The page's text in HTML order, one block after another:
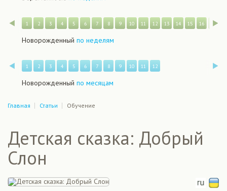
Назад
1 2 3 4 5 6 7 8 9 10 11 12 13 14 15 16 17
Новорожденный по неделям
Назад
1 2 3 4 5 6 7 8 9 10 11 12
Новорожденный по месяцам
Главная Статьи Обучение
Детская сказка: Добрый
Слон